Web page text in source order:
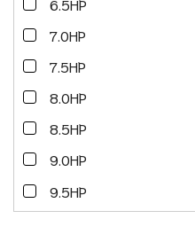
6.5HP
7.0HP
7.5HP
8.0HP
8.5HP
9.0HP
9.5HP